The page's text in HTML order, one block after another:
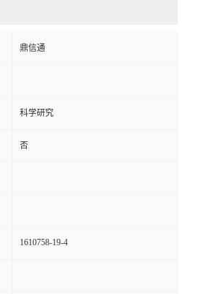
鼎信通
科学研究
否
1610758-19-4